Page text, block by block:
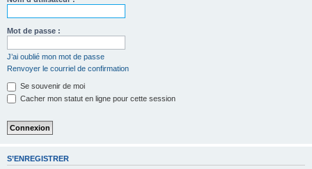
Mot de passe :
J’ai oublié mon mot de passe
Renvoyer le courriel de confirmation
Se souvenir de moi
Cacher mon statut en ligne pour cette session
S’ENREGISTRER